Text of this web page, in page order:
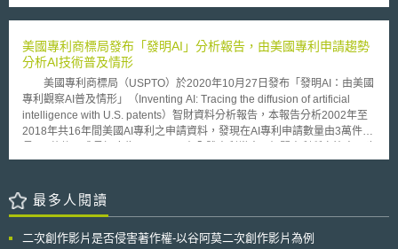
cyber）：包括AI測試、委外處理資料、資料重新識別等風險； 五、 權衡
（trade-offs）：不同規範原則之間的取捨，如隱私保護與資料準確性；
六、 資料最少化與目的限制（data minimization and purpose
limitation）； 七、 資料當事人之權利行使（exercise of rights）； 八、 對
廣泛公共利益和權利之衝擊（impact on broader public interests and
rights）。 ICO將持續就前述AI特定風險領域，進行更深入的分析，並
開放公眾討論，未來亦將提供相關技術和組織上之控制措施，供公務機關及
企業組織進行稽核實務時之參考。
爭執點，故擬透過推動著作權認證制度，克服外國人利用韓國著作過程中，
權利關係所給予具公信力之認證書，確保著作權交易秩序之穩定與信賴。
韓國著作權認證制度目的在於：協助韓國企業得以在海外順利進行著作
權交易，以活絡著作權交易流通。反觀我國並無著作權相關認證制度，加上
著作權並非採登記對抗主義，為降低海外著作權交易可能衍生之紛爭，未來
或可借鏡韓國作法，推動一套符合我國產業環境之著作權認證機制。
運用，日本中小企業廳與特許廳以提供一站式服務整合智財運用支援作為目
整合：中小企業廳強化與特許廳聯合INPIT（National Center for Industrial
Property Information and Training，獨立行政法人工業所有權情報研修館。
主要業務為提供智財資料查詢、諮詢窗口、智財人才培育）共同設立的「智
財綜合支援窗口」。促使「智財綜合支援窗口」與既有中小企業廳的商業管
理諮詢窗口，共同協助企業以智財運用解決商業管理課題、建構智財戰略，
同時也有提供專家派遣協助在地品牌的管理。 優化智財交易：除了加強中
小企業廳的商業管理諮詢窗口與智財綜合支援窗口的資訊流通之外，INPIT
權申請之補助金、政策施予優惠措施，並由INPIT提供海外發展時，應留意
智財權相關風險等專業建議。 本文同步刊登於TIPS網站
（https://www.tips.org.tw）
美國專利商標局發布「發明AI」分析報告，由美國專利申請趨勢
分析AI技術普及情形
美國專利商標局（USPTO）於2020年10月27日發布「發明AI：由美國
專利觀察AI普及情形」（Inventing AI: Tracing the diffusion of artificial
intelligence with U.S. patents）智財資料分析報告，本報告分析2002年至
2018年共16年間美國AI專利之申請資料，發現在AI專利申請數量由3萬件成
由原本的9%成長至接近16%，顯示在AI技術研發創新與普及率的顯著成
考？」問題以來，現今AI技術的發展已經達到連圖靈也會讚嘆的水準，AI技
術在發明領域的重要性益發提升，活躍於AI領域的發明人占全體專利權人的
相同的趨勢；除了美國銀行（Bank of America）、波音公司（Boeing）以
最多人閱讀
二次創作影片是否侵害著作權-以谷阿莫二次創作影片為例